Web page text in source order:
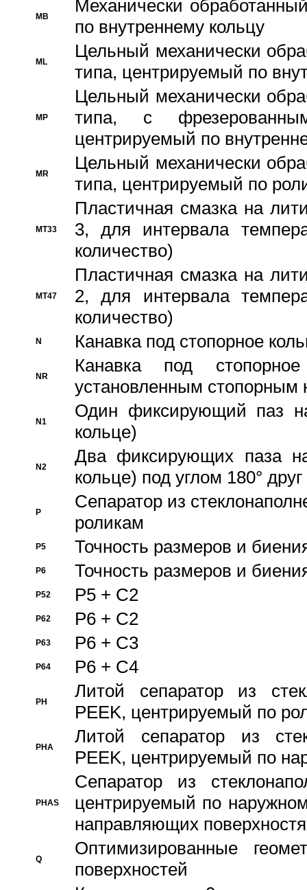
MB
Механически
по внутреннему кольцу
ML
Цельный механически
типа, центрируемый по
MP
Цельный механически
типа, с
центрируемый по
MR
Цельный механически
типа, центрируемый по
MT33
Пластичная смазка на
3, для интервала
количество)
MT47
Пластичная смазка на
2, для интервала
количество)
N Канавка под стопорное
NR
Канавка под
установленным стопорным
N1
Один фиксирующий паз
кольце)
N2
Два фиксирующих паза
кольце) под углом 180° друг
P
Cепаратор из
роликам
P5 Точность размеров и
P6 Точность размеров и
P52 P5 + C2
P62 P6 + C2
P63 P6 + C3
P64 P6 + C4
PH
Литой сепаратор из
PEEK, центрируемый по
PHA
Литой сепаратор из
PEEK, центрируемый по
PHAS
Сепаратор из
центрируемый по
направляющих
Q
Оптимизированные
поверхностей